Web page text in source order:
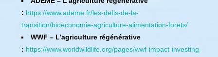
: https://www.ademe.fr/les-defis-de-la-
transition/bioeconomie-agriculture-alimentation-forets/
WWF – L’agriculture régénérative
: https://www.worldwildlife.org/pages/wwf-impact-investing-